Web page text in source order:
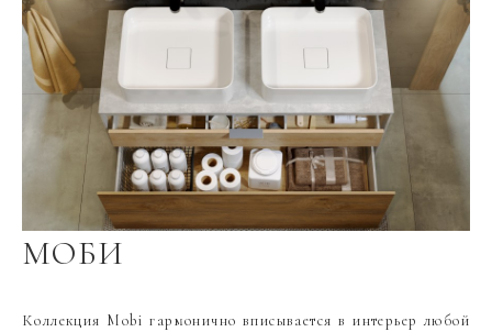
МОБИ
Коллекция Mobi гармонично вписывается в интерьер любой